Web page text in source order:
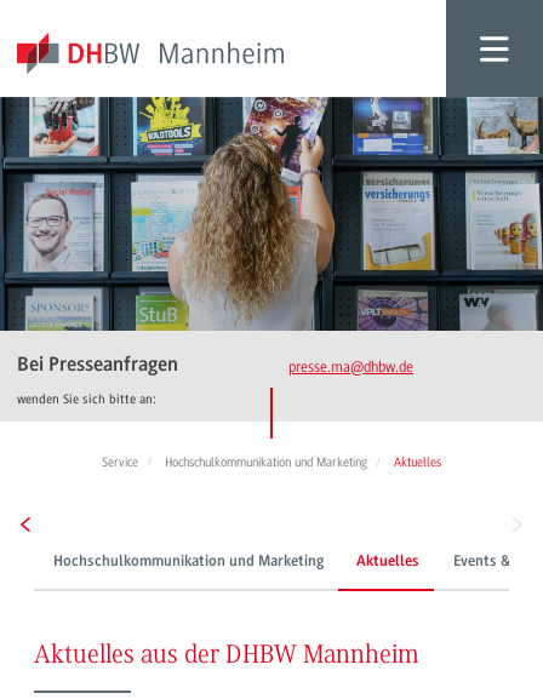
Bei Presseanfragen
wenden Sie sich bitte an:
presse.ma@dhbw.de
Service Hochschulkommunikation und Marketing Aktuelles
Hochschulkommunikation und Marketing Aktuelles Events &
Aktuelles aus der DHBW Mannheim